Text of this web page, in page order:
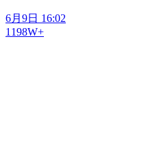
6月9日 16:02
1198W+